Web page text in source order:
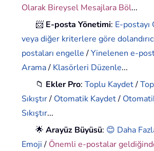
Olarak Bireysel Mesajlara Böl...
📨 E-posta Yönetimi: E-postayı
veya diğer kriterlere göre
postaları engelle/Yinelenen e-
Arama/ Klasörleri Düzenle...
📁 Ekler Pro:Toplu Kaydet/
Sıkıştır/ Otomatik Kaydet/
Sıkıştır...
🌟Arayüz Büyüsü: 😊 Daha
Emoji/ Önemli e-postalar